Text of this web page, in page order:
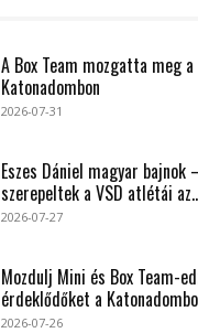
A Box Team mozgatta meg
Katonadombon
2026-07-31
Eszes Dániel magyar bajnok
szerepeltek a VSD atlétái
2026-07-27
Mozdulj Mini és Box Team-
érdeklődőket a
2026-07-26